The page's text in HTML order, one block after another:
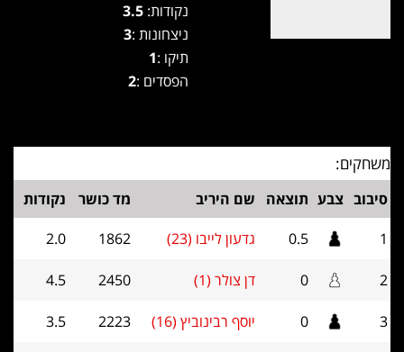
נקודות: 3.5
ניצחונות :3
תיקו :1
הפסדים :2
משחקים:
סיבוב צבע תוצאה שם היריב מד כושר
נקודות
1
0.5 גדעון לייבו (23) 1862
2.0
2
0 דן צולר (1) 2450
4.5
3
0 יוסף רבינוביץ (16) 2223
3.5